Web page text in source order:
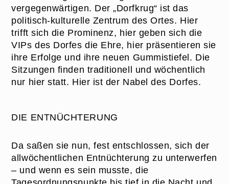
vergegenwärtigen. Der „Dorfkrug“ ist das
politisch-kulturelle Zentrum des Ortes. Hier
trifft sich die Prominenz, hier geben sich die
VIPs des Dorfes die Ehre, hier präsentieren sie
ihre Erfolge und ihre neuen Gummistiefel. Die
Sitzungen finden traditionell und wöchentlich
nur hier statt. Hier ist der Nabel des Dorfes.
DIE ENTNÜCHTERUNG
Da saßen sie nun, fest entschlossen, sich der
allwöchentlichen Entnüchterung zu unterwerfen
– und wenn es sein musste, die